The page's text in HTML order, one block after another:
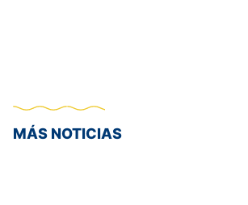
MÁS NOTICIAS